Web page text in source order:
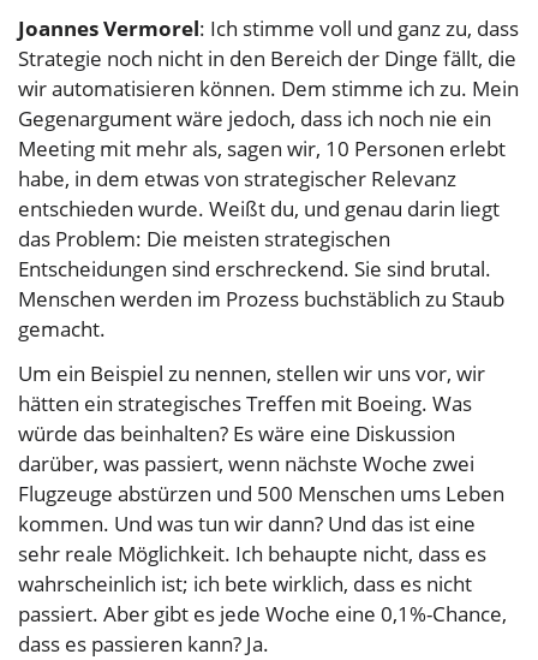
Joannes Vermorel: Ich stimme voll und ganz zu, dass
Strategie noch nicht in den Bereich der Dinge fällt, die
wir automatisieren können. Dem stimme ich zu. Mein
Gegenargument wäre jedoch, dass ich noch nie ein
Meeting mit mehr als, sagen wir, 10 Personen erlebt
habe, in dem etwas von strategischer Relevanz
entschieden wurde. Weißt du, und genau darin liegt
das Problem: Die meisten strategischen
Entscheidungen sind erschreckend. Sie sind brutal.
Menschen werden im Prozess buchstäblich zu Staub
gemacht.
Um ein Beispiel zu nennen, stellen wir uns vor, wir
hätten ein strategisches Treffen mit Boeing. Was
würde das beinhalten? Es wäre eine Diskussion
darüber, was passiert, wenn nächste Woche zwei
Flugzeuge abstürzen und 500 Menschen ums Leben
kommen. Und was tun wir dann? Und das ist eine
sehr reale Möglichkeit. Ich behaupte nicht, dass es
wahrscheinlich ist; ich bete wirklich, dass es nicht
passiert. Aber gibt es jede Woche eine 0,1%-Chance,
dass es passieren kann? Ja.